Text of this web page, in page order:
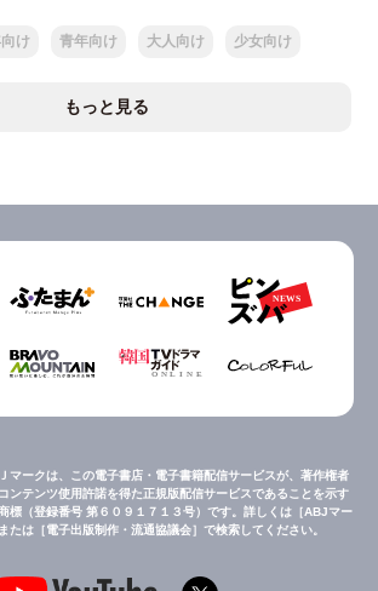
け 青年向け 大人向け 少女向け
もっと見る
マークは、この電子書店・電子書籍配信サービスが、著作権者
ンテンツ使用許諾を得た正規版配信サービスであることを示す
標（登録番号 第６０９１７１３号）です。詳しくは［ABJマー
たは［電子出版制作・流通協議会］で検索してください。